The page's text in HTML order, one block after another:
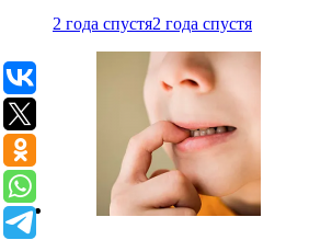
2 года спустя2 года спустя